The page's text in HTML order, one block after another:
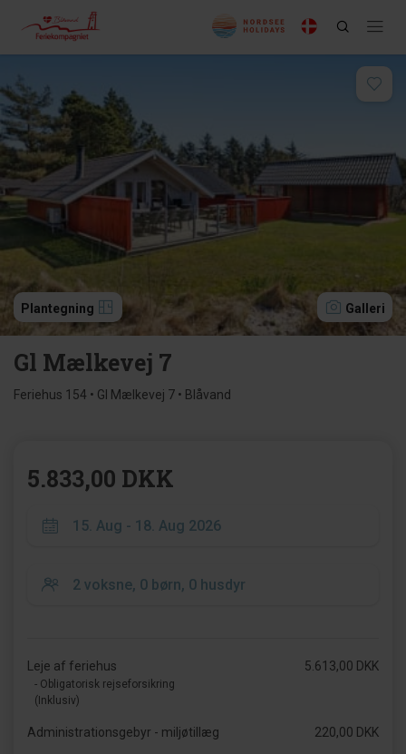
Plantegning Galleri
Gl Mælkevej 7
Feriehus 154 • Gl Mælkevej 7 • Blåvand
5.833,00 DKK
Leje af feriehus
- Obligatorisk rejseforsikring
(Inklusiv)
5.613,00 DKK
Administrationsgebyr - miljøtillæg 220,00 DKK